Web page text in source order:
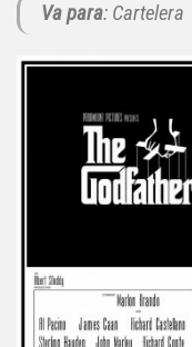
Va para: Cartelera